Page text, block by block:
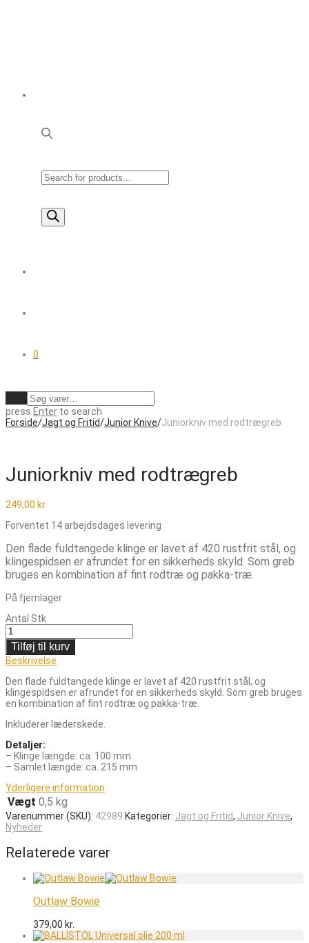
Products
search
0
press Enter to search
Forside/Jagt og Fritid/Junior Knive/Juniorkniv med rodtrægreb
Juniorkniv med rodtrægreb
249,00 kr.
Forventet 14 arbejdsdages levering
Den flade fuldtangede klinge er lavet af 420 rustfrit stål, og
klingespidsen er afrundet for en sikkerheds skyld. Som greb
bruges en kombination af fint rodtræ og pakka-træ.
På fjernlager
Antal Stk
Tilføj til kurv
Beskrivelse
Den flade fuldtangede klinge er lavet af 420 rustfrit stål, og
klingespidsen er afrundet for en sikkerheds skyld. Som greb bruges
en kombination af fint rodtræ og pakka-træ.
Inkluderer læderskede.
Detaljer:
– Klinge længde: ca. 100 mm
– Samlet længde: ca. 215 mm
Yderligere information
Vægt 0,5 kg
Varenummer (SKU): 42989 Kategorier: Jagt og Fritid, Junior Knive,
Nyheder
Relaterede varer
Outlaw Bowie
379,00 kr.